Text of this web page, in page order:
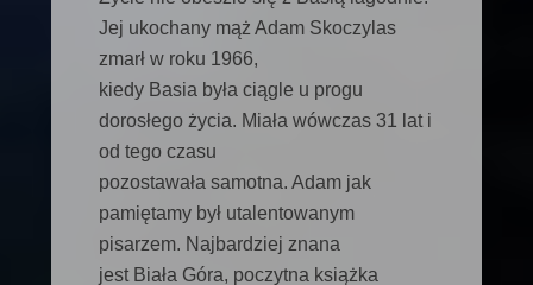
Jej ukochany mąż Adam Skoczylas
zmarł w roku 1966,
kiedy Basia była ciągle u progu
dorosłego życia. Miała wówczas 31 lat i
od tego czasu
pozostawała samotna. Adam jak
pamiętamy był utalentowanym
pisarzem. Najbardziej znana
jest Biała Góra, poczytna książka